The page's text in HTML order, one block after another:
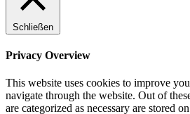
Schließen
Privacy Overview
This website uses cookies to improve
navigate through the website. Out of
are categorized as necessary are stored